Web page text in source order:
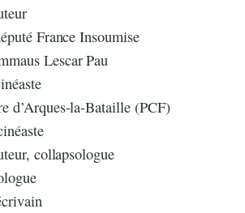
France Insoumise
Lescar Pau
d’Arques-la-Bataille (PCF)
collapsologue